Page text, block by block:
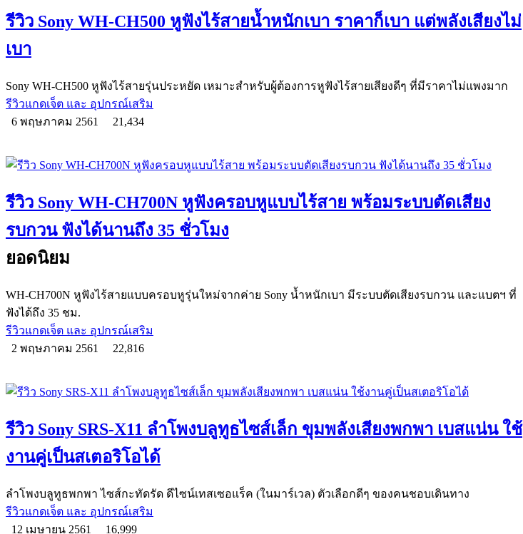
รีวิว Sony WH-CH500 หูฟังไร้สายน้ำหนักเบา ราคาก็เบา แต่พลังเสียงไม่
เบา
Sony WH-CH500 หูฟังไร้สายรุ่นประหยัด เหมาะสำหรับผู้ต้องการหูฟังไร้สายเสียงดีๆ ที่มีราคาไม่แพงมาก
รีวิวแกดเจ็ต และ อุปกรณ์เสริม
6 พฤษภาคม 2561
21,434
รีวิว Sony WH-CH700N หูฟังครอบหูแบบไร้สาย พร้อมระบบตัดเสียง
รบกวน ฟังได้นานถึง 35 ชั่วโมง
ยอดนิยม
WH-CH700N หูฟังไร้สายแบบครอบหูรุ่นใหม่จากค่าย Sony น้ำหนักเบา มีระบบตัดเสียงรบกวน และแบตฯ ที่
ฟังได้ถึง 35 ชม.
รีวิวแกดเจ็ต และ อุปกรณ์เสริม
2 พฤษภาคม 2561
22,816
รีวิว Sony SRS-X11 ลำโพงบลูทูธไซส์เล็ก ขุมพลังเสียงพกพา เบสแน่น ใช้
งานคู่เป็นสเตอริโอได้
ลำโพงบลูทูธพกพา ไซส์กะทัดรัด ดีไซน์เทสเซอแร็ค (ในมาร์เวล) ตัวเลือกดีๆ ของคนชอบเดินทาง
รีวิวแกดเจ็ต และ อุปกรณ์เสริม
12 เมษายน 2561
16,999